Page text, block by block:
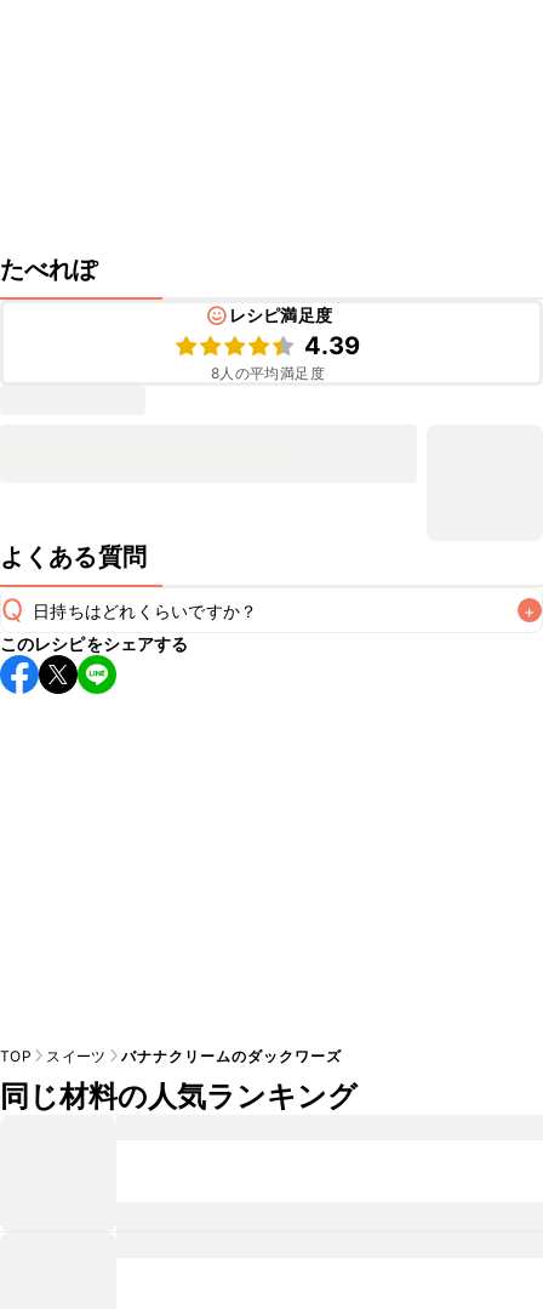
たべれぽ
レシピ満足度
4.39
8人の平均満足度
よくある質問
Q 日持ちはどれくらいですか？ +
保存期間は冷蔵で当日中が目安です。なるべくお早めにお召
し上がりください。
このレシピをシェアする
TOP スイーツ バナナクリームのダックワーズ
同じ材料の人気ランキング